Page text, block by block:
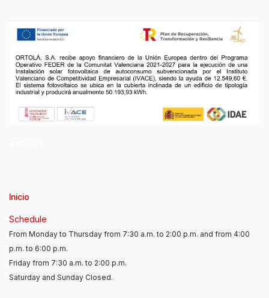
Inicio
Schedule
From Monday to Thursday from 7:30 a.m. to 2:00 p.m. and from 4:00
p.m. to 6:00 p.m.
Friday from 7:30 a.m. to 2:00 p.m.
Saturday and Sunday Closed.